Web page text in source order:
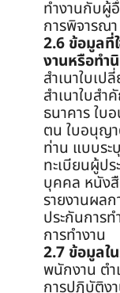
ทำงานกับผู้
การพิจารณ
2.6 ข้อมูลที่
งานหรือทำ
สำเนาใบเป
สำเนาใบส
ธนาคาร ใบ
ตน ใบอนุญ
ท่าน แบบระ
ทะเบียนผู้ป
บุคคล หนัง
รายงานผล
ประกันการ
การทำงาน
2.7 ข้อมูลใ
พนักงาน ต
การปฏิบัติง